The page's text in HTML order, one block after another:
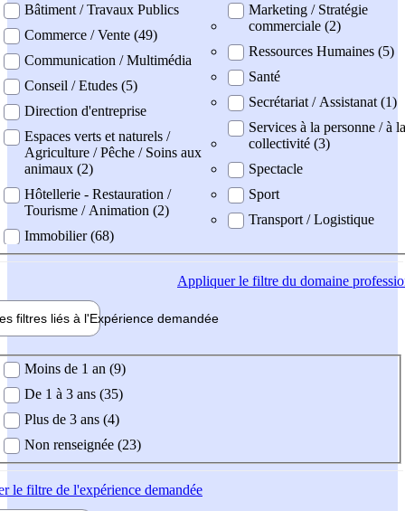
Bâtiment / Travaux Publics
Commerce / Vente (49)
Communication / Multimédia
Conseil / Etudes (5)
Direction d'entreprise
Espaces verts et naturels /
Agriculture / Pêche / Soins aux
animaux (2)
Hôtellerie - Restauration /
Tourisme / Animation (2)
Immobilier (68)
Marketing / Stratégie
commerciale (2)
Ressources Humaines (5)
Santé
Secrétariat / Assistanat (1)
Services à la personne / à la
collectivité (3)
Spectacle
Sport
Transport / Logistique
Appliquerle filtre du domaine
filtres liés à l'Expérience demandée
demandée
Moins de 1 an (9)
De 1 à 3 ans (35)
Plus de 3 ans (4)
Non renseignée (23)
le filtre de l'expérience demandée